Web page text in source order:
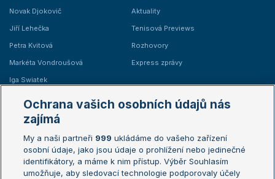
Novak Djokovič
Jiří Lehečka
Petra Kvitová
Markéta Vondroušová
Iga Swiatek
Aktuality
Tenisová Previews
Rozhovory
Express zprávy
Žebříčky
Žebříček ATP (muži)
Žebříček WTA (ženy)
Sázkařský žebříček
Australian Open
French Open
Wimbledon
Ochrana vašich osobních údajů nás
zajímá
My a naši partneři 999 ukládáme do vašeho zařízení
osobní údaje, jako jsou údaje o prohlížení nebo jedinečné
identifikátory, a máme k nim přístup. Výběr Souhlasím
umožňuje, aby sledovací technologie podporovaly účely